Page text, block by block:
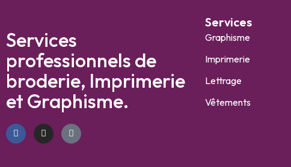
Services
professionnels de
broderie, Imprimerie
et Graphisme.
Services
Graphisme
Imprimerie
Lettrage
Vêtements